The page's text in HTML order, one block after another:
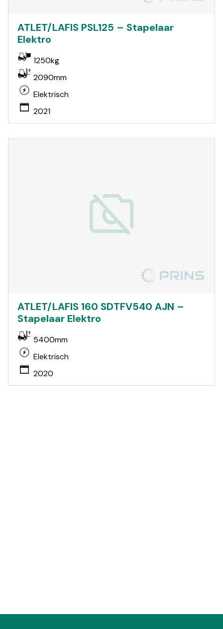
ATLET/LAFIS PSL125 – Stapelaar
Elektro
1250kg
2090mm
Elektrisch
2021
ATLET/LAFIS 160 SDTFV540 AJN –
Stapelaar Elektro
5400mm
Elektrisch
2020